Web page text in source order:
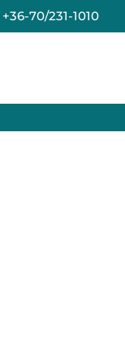
+36-70/231-1010